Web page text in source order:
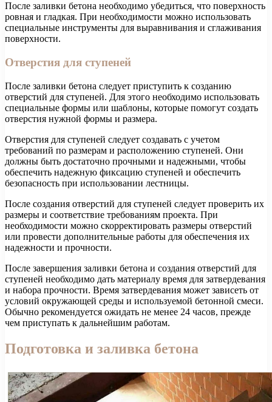
После заливки бетона необходимо убедиться, что поверхность
ровная и гладкая. При необходимости можно использовать
специальные инструменты для выравнивания и сглаживания
поверхности.
Отверстия для ступеней
После заливки бетона следует приступить к созданию
отверстий для ступеней. Для этого необходимо использовать
специальные формы или шаблоны, которые помогут создать
отверстия нужной формы и размера.
Отверстия для ступеней следует создавать с учетом
требований по размерам и расположению ступеней. Они
должны быть достаточно прочными и надежными, чтобы
обеспечить надежную фиксацию ступеней и обеспечить
безопасность при использовании лестницы.
После создания отверстий для ступеней следует проверить их
размеры и соответствие требованиям проекта. При
необходимости можно скорректировать размеры отверстий
или провести дополнительные работы для обеспечения их
надежности и прочности.
После завершения заливки бетона и создания отверстий для
ступеней необходимо дать материалу время для затвердевания
и набора прочности. Время затвердевания может зависеть от
условий окружающей среды и используемой бетонной смеси.
Обычно рекомендуется ожидать не менее 24 часов, прежде
чем приступать к дальнейшим работам.
Подготовка и заливка бетона